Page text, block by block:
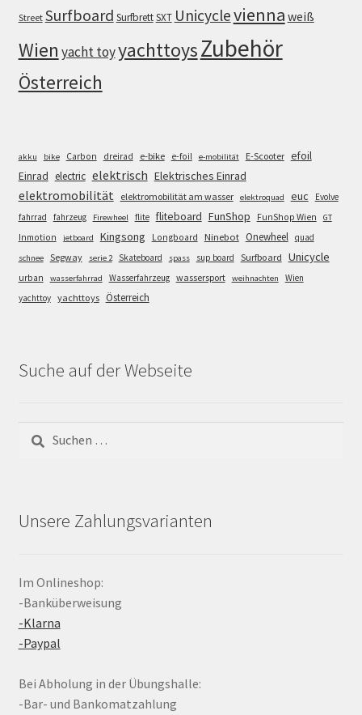
Street Surfboard SurfbrettSXT Unicyclevienna weiß
Wien yacht toyyachttoysZubehör
Österreich
akku bike Carbon dreirad e-bike e-foil e-mobilität E-Scooter efoil
Einrad electric elektrisch Elektrisches Einrad
elektromobilität elektromobilität am wasser elektroquad euc
Evolve
fahrrad
fahrzeug Firewheel flite fliteboard FunShop FunShop Wien GT
Inmotion jetboard Kingsong Longboard Ninebot Onewheel quad
schnee Segway serie 2 Skateboard spass sup board Surfboard Unicycle
urban wasserfahrrad Wasserfahrzeug wassersport weihnachten
Wien
yachttoy yachttoys Österreich
Suche auf der Webseite
nach:
Unsere Zahlungsvarianten
Im Onlineshop:
-Banküberweisung
-Klarna
-Paypal
Bei Abholung in der Übungshalle:
-Bar- und Bankomatzahlung